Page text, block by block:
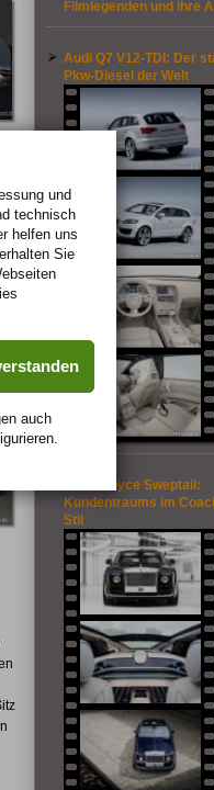
Filmlegenden und ihre
Audi Q7 V12-TDI: Der
Pkw-Diesel der Welt
Rolls-Royce Sweptail:
Kundentraums im
Stil
und
technisch
helfen uns
erhalten Sie
auch